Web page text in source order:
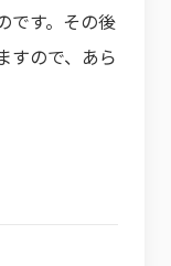
です。その後
すので、あら